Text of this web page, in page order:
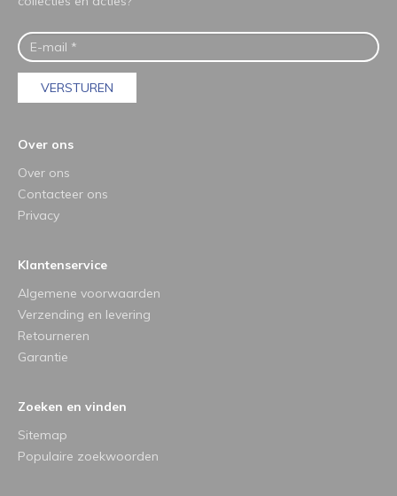
VERSTUREN
Over ons
Over ons
Contacteer ons
Privacy
Klantenservice
Algemene voorwaarden
Verzending en levering
Retourneren
Garantie
Zoeken en vinden
Sitemap
Populaire zoekwoorden